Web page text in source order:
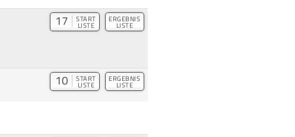
17 START
LISTE
ERGEBNIS
LISTE
10 START
LISTE
ERGEBNIS
LISTE